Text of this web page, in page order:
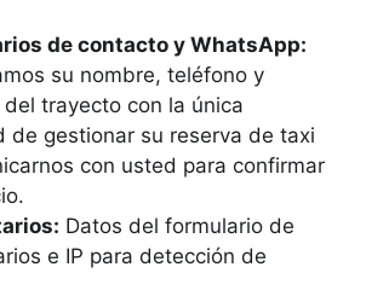
de contacto y WhatsApp:
su nombre, teléfono y
trayecto con la única
de gestionar su reserva de taxi
con usted para confirmar
Datos del formulario de
e IP para detección de